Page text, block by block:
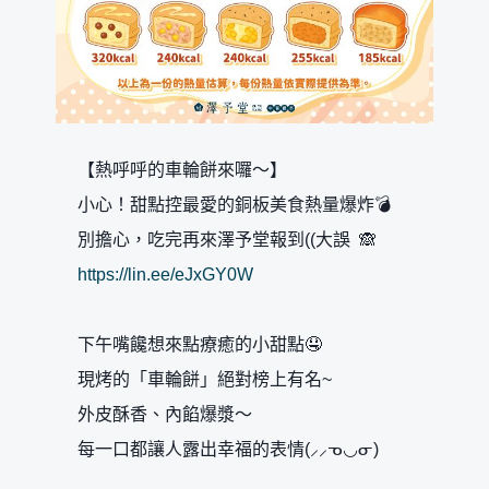
【熱呼呼的車輪餅來囉～】
小心！甜點控最愛的銅板美食熱量爆炸💣
別擔心，吃完再來澤予堂報到((大誤 🙈
https://lin.ee/eJxGY0W
下午嘴饞想來點療癒的小甜點🤤
現烤的「車輪餅」絕對榜上有名~
外皮酥香、內餡爆漿～
每一口都讓人露出幸福的表情(⸝⸝ᓀ◡ᓂ)